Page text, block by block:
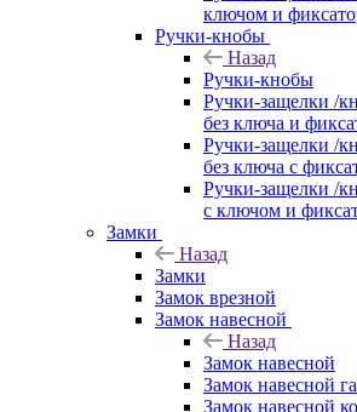
ключом и
Ручки-кнобы
Назад
Ручки-кнобы
Ручки-защелки /
без ключа и
Ручки-защелки /
без ключа с
Ручки-защелки /
с ключом и
Замки
Назад
Замки
Замок врезной
Замок навесной
Назад
Замок навесной
Замок навесной
Замок навесной